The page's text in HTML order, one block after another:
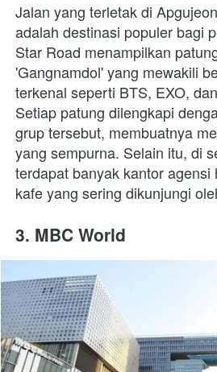
Jalan yang terletak di
adalah destinasi populer bagi
Star Road menampilkan
'Gangnamdol' yang mewakili
terkenal seperti BTS, EXO,
Setiap patung dilengkapi
grup tersebut, membuatnya
yang sempurna. Selain itu, di
terdapat banyak kantor agensi
kafe yang sering dikunjungi
3. MBC World